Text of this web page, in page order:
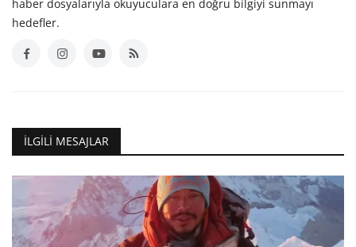
haber dosyalarıyla okuyuculara en doğru bilgiyi sunmayı
hedefler.
İLGILI MESAJLAR